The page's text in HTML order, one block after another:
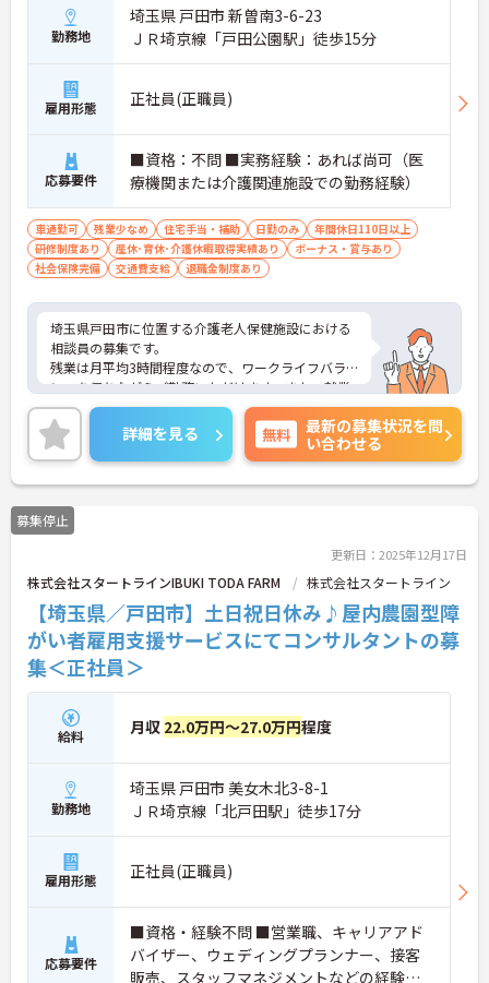
勤務地
埼玉県 戸田市 新曽南3-6-23
ＪＲ埼京線「戸田公園駅」徒歩15分
雇用形態 正社員(正職員)
応募要件
■資格：不問 ■実務経験：あれば尚可（医
療機関または介護関連施設での勤務経験）
車通勤可 残業少なめ 住宅手当・補助 日勤のみ
年間休日110日以上
研修制度あり
産休･育休･介護休暇取得実績あり
ボーナス・賞与あり
社会保険完備
交通費支給 退職金制度あり
埼玉県戸田市に位置する介護老人保健施設における
相談員の募集です。
残業は月平均3時間程度なので、ワークライフバラ
ンスを保ちながらご勤務いただけます。また、就業
は17:00までなので、勤務終了後のプライベートな
時間も充実させることができます。
ご興味のある方には、面接対策ポイントなど、さら
に詳細をお話しいたしますのでお気軽にご相談くだ
さい！
詳細を見る 無料
最新の募集状況を問
い合わせる
募集停止
更新日：2025年12月17日
株式会社スタートラインIBUKI TODA FARM 株式会社スタートライン
【埼玉県／戸田市】土日祝日休み♪屋内農園型障
がい者雇用支援サービスにてコンサルタントの募
集＜正社員＞
給料 月収 22.0万円～27.0万円程度
勤務地
埼玉県 戸田市 美女木北3-8-1
ＪＲ埼京線「北戸田駅」徒歩17分
雇用形態 正社員(正職員)
応募要件
■資格・経験不問 ■営業職、キャリアアド
バイザー、ウェディングプランナー、接客
販売、スタッフマネジメントなどの経験の